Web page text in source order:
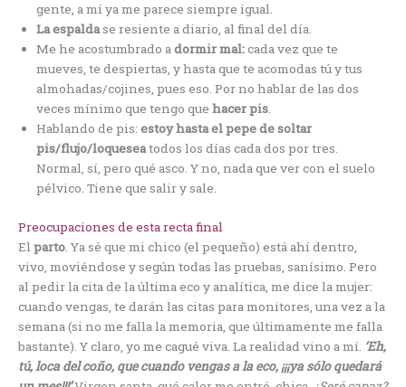
gente, a mí ya me parece siempre igual.
La espaldase resiente a diario, al final del día.
Me he acostumbrado adormir mal:cada vez que te
mueves, te despiertas, y hasta que te acomodas tú y tus
almohadas/cojines, pues eso. Por no hablar de las dos
veces mínimo que tengo que hacer pis.
Hablando de pis: estoy hasta el pepe de soltar
pis/flujo/loqueseatodos los días cada dos por tres.
Normal, sí, pero qué asco. Y no, nada que ver con el suelo
pélvico. Tiene que salir y sale.
Preocupaciones de esta recta final
El parto. Ya sé que mi chico (el pequeño) está ahí dentro,
vivo, moviéndose y según todas las pruebas, sanísimo. Pero
al pedir la cita de la última eco y analítica, me dice la mujer:
cuando vengas, te darán las citas para monitores, una vez a la
semana (si no me falla la memoria, que últimamente me falla
bastante). Y claro, yo me cagué viva. La realidad vino a mí. ‘Eh,
tú, loca del coño, que cuando vengas a la eco, ¡¡¡ya sólo quedará